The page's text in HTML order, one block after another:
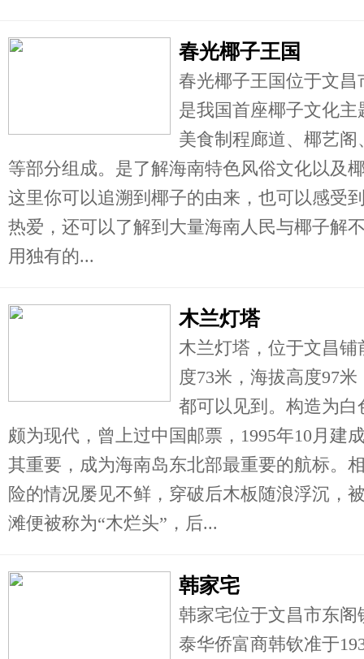
春光椰子王国
春光椰子王国位于文昌
是我国首座椰子文化
美食制程廊道、椰艺
等部分组成。是了解海南特色风俗文化以及
这里你可以追溯到椰子的由来，也可以感受
热爱，还可以了解到大量海南人民与椰子解
用独有的...
木兰灯塔
木兰灯塔，位于文昌
度73米，海拔高度97
都可以见到。构造为
颇为现代，曾上过中国邮票，1995年10月建
其重要，成为海南岛东北部最重要的航标。
险的情况屡见不鲜，穿破后木板随浪浮沉，
滩便被称为“木烂头”，后...
韩家宅
韩家宅位于文昌市东
泰华侨富商韩钦准于